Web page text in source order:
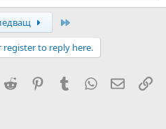
register to reply here.
Reddit PinterestTumblrWhatsApp
Email